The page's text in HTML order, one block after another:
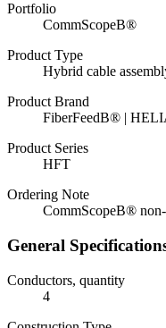
Portfolio
CommScopeВ®
Product Type
Hybrid cable
Product Brand
FiberFeedВ® |
Product Series
HFT
Ordering Note
CommScopeВ®
General
Conductors, quantity
4